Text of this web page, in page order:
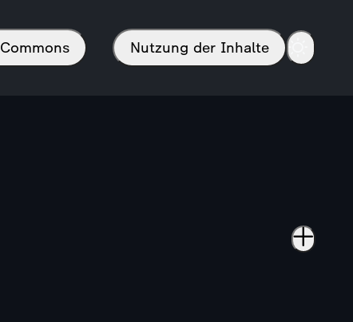
Nutzung der Inhalte